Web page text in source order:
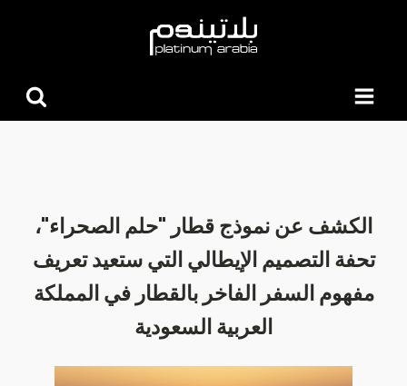
البحث
الكشف عن نموذج قطار "حلم الصحراء"،
تحفة التصميم الإيطالي التي ستعيد تعريف
مفهوم السفر الفاخر بالقطار في المملكة
العربية السعودية